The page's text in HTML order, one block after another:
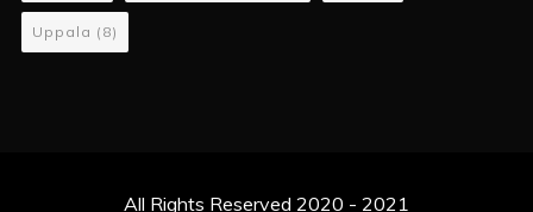
Uppala (8)
All Rights Reserved 2020 - 2021